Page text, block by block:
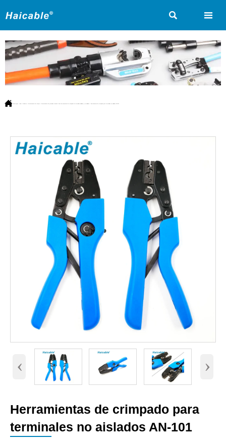
 
 Estás aquí: Producto Para herramientas de crimpado de terminales aislados y no aislados
‹ ›
Herramientas de crimpado para
terminales no aislados AN-101